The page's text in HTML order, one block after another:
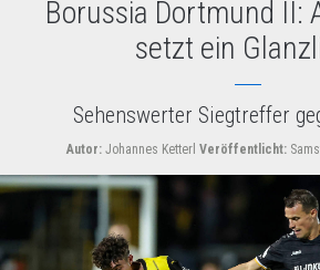
Borussia Dortmund II:
setzt ein
Sehenswerter Siegtreffer
Autor: Johannes Ketterl Veröffentlicht: